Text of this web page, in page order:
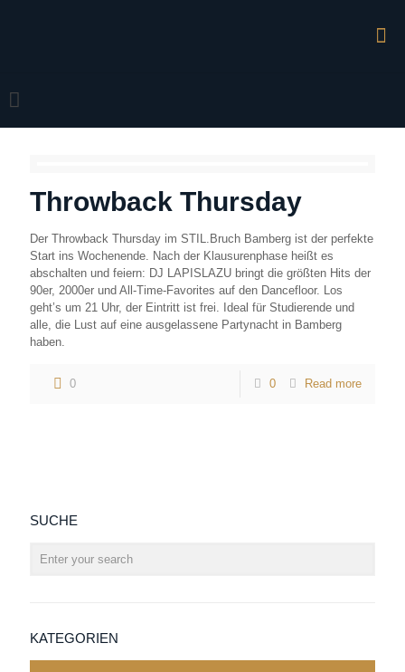
Throwback Thursday
Der Throwback Thursday im STIL.Bruch Bamberg ist der perfekte
Start ins Wochenende. Nach der Klausurenphase heißt es
abschalten und feiern: DJ LAPISLAZU bringt die größten Hits der
90er, 2000er und All-Time-Favorites auf den Dancefloor. Los
geht’s um 21 Uhr, der Eintritt ist frei. Ideal für Studierende und
alle, die Lust auf eine ausgelassene Partynacht in Bamberg
haben.
0 0 Read more
SUCHE
KATEGORIEN